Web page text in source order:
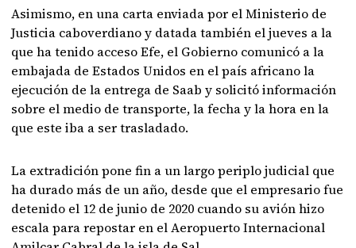
Asimismo, en una carta enviada por el Ministerio de
Justicia caboverdiano y datada también el jueves a la
que ha tenido acceso Efe, el Gobierno comunicó a la
embajada de Estados Unidos en el país africano la
ejecución de la entrega de Saab y solicitó información
sobre el medio de transporte, la fecha y la hora en la
que este iba a ser trasladado.
La extradición pone fin a un largo periplo judicial que
ha durado más de un año, desde que el empresario fue
detenido el 12 de junio de 2020 cuando su avión hizo
escala para repostar en el Aeropuerto Internacional